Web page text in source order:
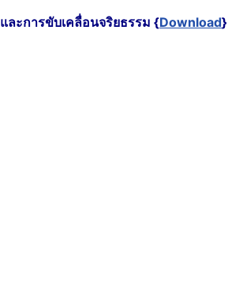
ละการขับเคลื่อนจริยธรรม {Download}